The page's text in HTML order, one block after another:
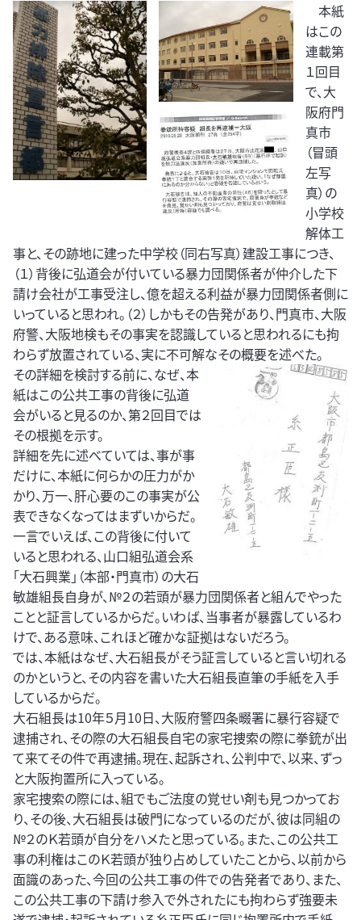
本紙
はこの
連載第
１回目
で、大
阪府門
真市
（冒頭
左写
真）の
小学校
解体工
事と、その跡地に建った中学校（同右写真）建設工事につき、
（１）背後に弘道会が付いている暴力団関係者が仲介した下
請け会社が工事受注し、億を超える利益が暴力団関係者側に
いっていると思われ。（２）しかもその告発があり、門真市、大阪
府警、大阪地検もその事実を認識していると思われるにも拘
わらず放置されている、実に不可解なその概要を述べた。
その詳細を検討する前に、なぜ、本
紙はこの公共工事の背後に弘道
会がいると見るのか、第２回目では
その根拠を示す。
詳細を先に述べていては、事が事
だけに、本紙に何らかの圧力がか
かり、万一、肝心要のこの事実が公
表できなくなってはまずいからだ。
一言でいえば、この背後に付いて
いると思われる、山口組弘道会系
「大石興業」（本部・門真市）の大石
敏雄組長自身が、№２の若頭が暴力団関係者と組んでやった
ことと証言しているからだ。いわば、当事者が暴露しているわ
けで、ある意味、これほど確かな証拠はないだろう。
では、本紙はなぜ、大石組長がそう証言していると言い切れる
のかというと、その内容を書いた大石組長直筆の手紙を入手
しているからだ。
大石組長は10年５月10日、大阪府警四条畷署に暴行容疑で
逮捕され、その際の大石組長自宅の家宅捜索の際に拳銃が出
て来てその件で再逮捕。現在、起訴され、公判中で、以来、ずっ
と大阪拘置所に入っている。
家宅捜索の際には、組でもご法度の覚せい剤も見つかってお
り、その後、大石組長は破門になっているのだが、彼は同組の
№２のＫ若頭が自分をハメたと思っている。また、この公共工
事の利権はこのＫ若頭が独り占めしていたことから、以前から
面識のあった、今回の公共工事の件での告発者であり、また、
この公共工事の下請け参入で外されたにも拘わらず強要未